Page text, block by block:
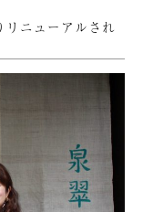
ニューアルされ